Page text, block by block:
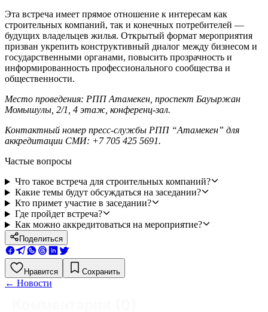
Эта встреча имеет прямое отношение к интересам как
строительных компаний, так и конечных потребителей —
будущих владельцев жилья. Открытый формат мероприятия
призван укрепить конструктивный диалог между бизнесом и
государственными органами, повысить прозрачность и
информированность профессионального сообщества и
общественности.
Место проведения: РПП Атамекен, проспект Бауыржан
Момышулы, 2/1, 4 этаж, конференц-зал.
Контактный номер пресс-службы РПП “Атамекен” для
аккредитации СМИ: +7 705 425 5691.
Частые вопросы
Что такое встреча для строительных компаний?
Какие темы будут обсуждаться на заседании?
Кто примет участие в заседании?
Где пройдет встреча?
Как можно аккредитоваться на мероприятие?
Поделиться
Нравится Сохранить
← Новости